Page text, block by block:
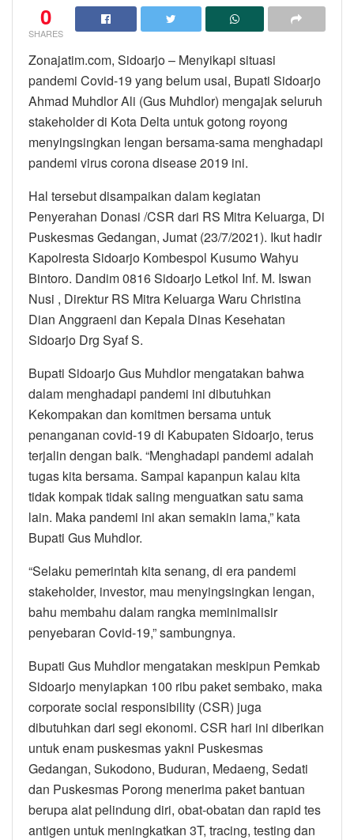
0
SHARES
Zonajatim.com, Sidoarjo – Menyikapi situasi
pandemi Covid-19 yang belum usai, Bupati Sidoarjo
Ahmad Muhdlor Ali (Gus Muhdlor) mengajak seluruh
stakeholder di Kota Delta untuk gotong royong
menyingsingkan lengan bersama-sama menghadapi
pandemi virus corona disease 2019 ini.
Hal tersebut disampaikan dalam kegiatan
Penyerahan Donasi /CSR dari RS Mitra Keluarga, Di
Puskesmas Gedangan, Jumat (23/7/2021). Ikut hadir
Kapolresta Sidoarjo Kombespol Kusumo Wahyu
Bintoro. Dandim 0816 Sidoarjo Letkol Inf. M. Iswan
Nusi , Direktur RS Mitra Keluarga Waru Christina
Dian Anggraeni dan Kepala Dinas Kesehatan
Sidoarjo Drg Syaf S.
Bupati Sidoarjo Gus Muhdlor mengatakan bahwa
dalam menghadapi pandemi ini dibutuhkan
Kekompakan dan komitmen bersama untuk
penanganan covid-19 di Kabupaten Sidoarjo, terus
terjalin dengan baik. “Menghadapi pandemi adalah
tugas kita bersama. Sampai kapanpun kalau kita
tidak kompak tidak saling menguatkan satu sama
lain. Maka pandemi ini akan semakin lama,” kata
Bupati Gus Muhdlor.
“Selaku pemerintah kita senang, di era pandemi
stakeholder, investor, mau menyingsingkan lengan,
bahu membahu dalam rangka meminimalisir
penyebaran Covid-19,” sambungnya.
Bupati Gus Muhdlor mengatakan meskipun Pemkab
Sidoarjo menyiapkan 100 ribu paket sembako, maka
corporate social responsibility (CSR) juga
dibutuhkan dari segi ekonomi. CSR hari ini diberikan
untuk enam puskesmas yakni Puskesmas
Gedangan, Sukodono, Buduran, Medaeng, Sedati
dan Puskesmas Porong menerima paket bantuan
berupa alat pelindung diri, obat-obatan dan rapid tes
antigen untuk meningkatkan 3T, tracing, testing dan